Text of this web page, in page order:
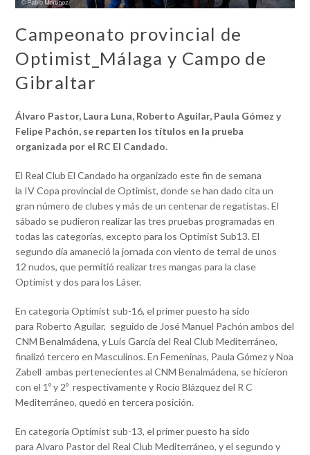
Campeonato provincial de
Optimist_Málaga y Campo de
Gibraltar
Álvaro Pastor, Laura Luna, Roberto Aguilar, Paula Gómez y
Felipe Pachón, se reparten los títulos en la prueba
organizada por el RC El Candado.
El Real Club El Candado ha organizado este fin de semana
la IV Copa provincial de Optimist, donde se han dado cita un
gran número de clubes y más de un centenar de regatistas. El
sábado se pudieron realizar las tres pruebas programadas en
todas las categorías, excepto para los Optimist Sub13. El
segundo día amaneció la jornada con viento de terral de unos
12 nudos, que permitió realizar tres mangas para la clase
Optimist y dos para los Láser.
En categoría Optimist sub-16, el primer puesto ha sido
para Roberto Aguilar, seguido de José Manuel Pachón ambos del
CNM Benalmádena, y Luis García del Real Club Mediterráneo,
finalizó tercero en Masculinos. En Femeninas, Paula Gómez y Noa
Zabell ambas pertenecientes al CNM Benalmádena, se hicieron
con el 1º y 2º respectivamente y Rocío Blázquez del R C
Mediterráneo, quedó en tercera posición.
En categoría Optimist sub-13, el primer puesto ha sido
para Alvaro Pastor del Real Club Mediterráneo, y el segundo y